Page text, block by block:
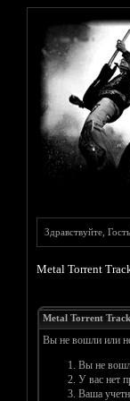
Здравствуйте,
Metal Torrent
Metal Torrent
Вы не вошли или
Вы не
У вас нет
Ваша